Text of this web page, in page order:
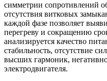
симметрии сопротивлений
отсутствия витковых
каждой фазе позволяет
перегреву и сокращению
анализируется качество
стабильность, отсутствие
высших гармоник,
электродвигателя.